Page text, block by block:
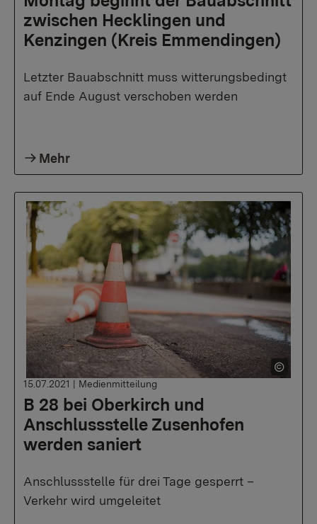
zwischen Hecklingen und
Kenzingen (Kreis Emmendingen)
Letzter Bauabschnitt muss witterungsbedingt
auf Ende August verschoben werden
Mehr
B 28 bei Oberkirch und
Anschlussstelle Zusenhofen
werden saniert
15.07.2021 | Medienmitteilung
Anschlussstelle für drei Tage gesperrt –
Verkehr wird umgeleitet